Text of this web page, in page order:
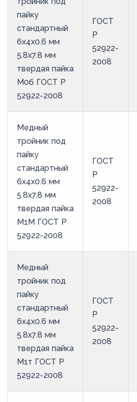
пайку
стандартный
6х4х0.6 мм
5.8х7.8 мм
твердая пайка
М0б ГОСТ Р
52922-2008
ГОСТ
Р
52922-
2008
Медный
тройник под
пайку
стандартный
6х4х0.6 мм
5.8х7.8 мм
твердая пайка
М1М ГОСТ Р
52922-2008
ГОСТ
Р
52922-
2008
Медный
тройник под
пайку
стандартный
6х4х0.6 мм
5.8х7.8 мм
твердая пайка
М1т ГОСТ Р
52922-2008
ГОСТ
Р
52922-
2008